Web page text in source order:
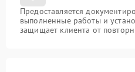
Предоставляется
выполненные работы и
защищает клиента от